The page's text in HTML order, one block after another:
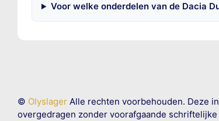
Voor welke onderdelen van de Dacia
© OlyslagerAlle rechten voorbehouden. Deze
overgedragen zonder voorafgaande